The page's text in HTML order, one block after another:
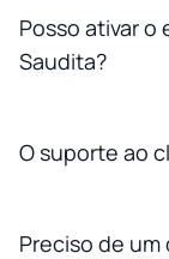
Posso ativar o
Saudita?
O suporte ao
Preciso de